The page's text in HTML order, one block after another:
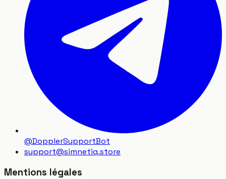
@DopplerSupportBot
support@simnetiq.store
Mentions légales